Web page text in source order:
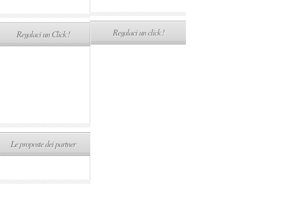
Regalaci un Click !
Le proposte dei partner
Regalaci un click !